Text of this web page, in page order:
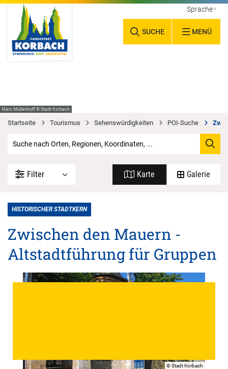
SUCHE MENÜ
Sprache
Marc Müllenhoff © Stadt Korbach
Startseite Tourismus Sehenswürdigkeiten POI-Suche
Filter Karte Galerie
HISTORISCHER STADTKERN
Zwischen den Mauern -
Altstadtführung für Gruppen
© Stadt Korbach